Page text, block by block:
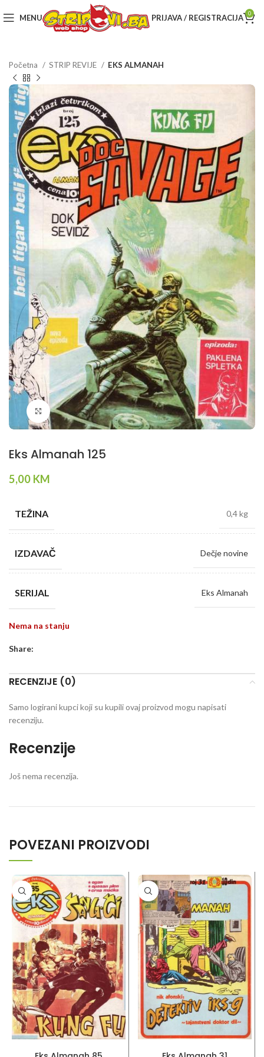
MENU PRIJAVA / REGISTRACIJA 0
Početna STRIP REVIJE EKS ALMANAH
Klikni da povečaš
Eks Almanah 125
5,00 KM
TEŽINA 0,4 kg
IZDAVAČ Dečje novine
SERIJAL Eks Almanah
Nema na stanju
Share:
RECENZIJE (0)
Recenzije
Još nema recenzija.
Samo logirani kupci koji su kupili ovaj proizvod mogu napisati
recenziju.
POVEZANI PROIZVODI